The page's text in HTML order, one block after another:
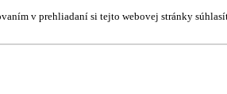
v prehliadaní si tejto webovej stránky